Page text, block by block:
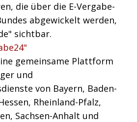
die über die E-Vergabe-
abgewickelt werden,
sichtbar.
gemeinsame Plattform
und
von Bayern, Baden-
Rheinland-Pfalz,
Sachsen-Anhalt und